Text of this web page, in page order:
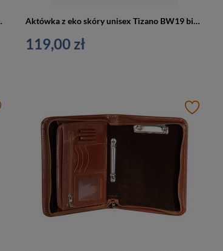
czarna krek Aktówka z eko skóry unisex Tizano BW19 biwuar na dokumenty mała A5 czarna
119,00 zł